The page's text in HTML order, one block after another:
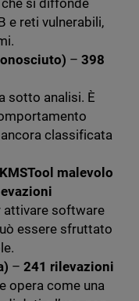
si diffonde
e reti vulnerabili,
–398
sotto analisi. È
classificata
malevolo
attivare software
essere sfruttato
– 241 rilevazioni
opera come una